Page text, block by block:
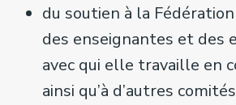
du soutien à la
des enseignantes et des
avec qui elle travaille en
ainsi qu’à d’autres